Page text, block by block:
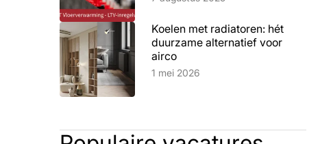
Koelen met radiatoren: hét
duurzame alternatief voor
aircoLees artikel
1 mei 2026